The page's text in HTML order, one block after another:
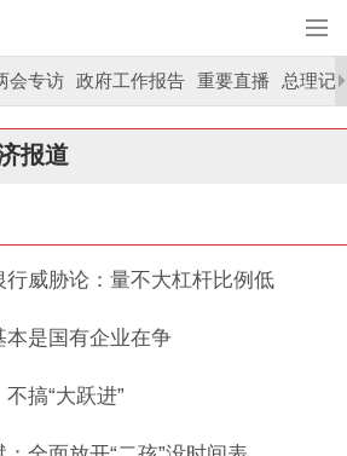
会专访 政府工作报告 重要直播 总理记
报道
威胁论：量不大杠杆比例低
本是国有企业在争
搞“大跃进”